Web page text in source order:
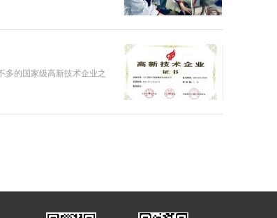
多的国家级高新技术企业之